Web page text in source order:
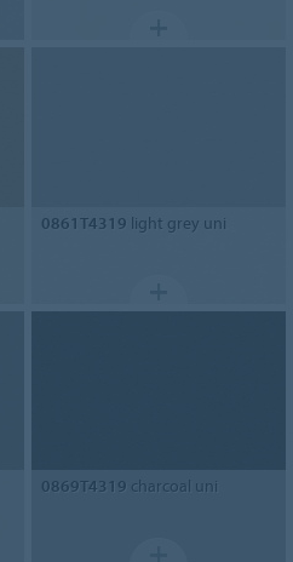
0861T4319 light grey uni
0869T4319 charcoal uni